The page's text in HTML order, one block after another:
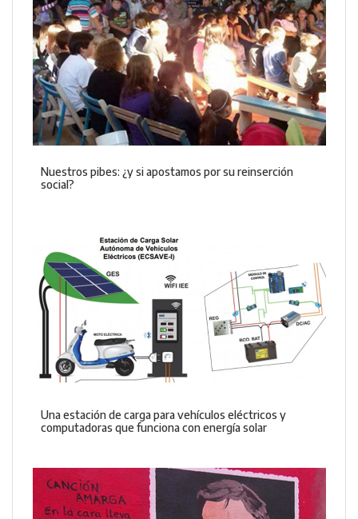
Nuestros pibes: ¿y si apostamos por su reinserción
social?
Una estación de carga para vehículos eléctricos y
computadoras que funciona con energía solar